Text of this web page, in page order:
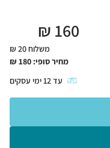
160
₪
משלוח 20 ₪
מחיר סופי: 180
₪
עד 12 ימי עסקים